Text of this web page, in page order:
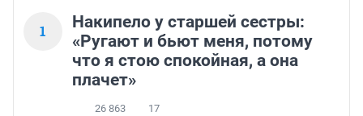
1
Накипело у старшей сестры:
«Ругают и бьют меня, потому
что я стою спокойная, а она
плачет»
26 863 17